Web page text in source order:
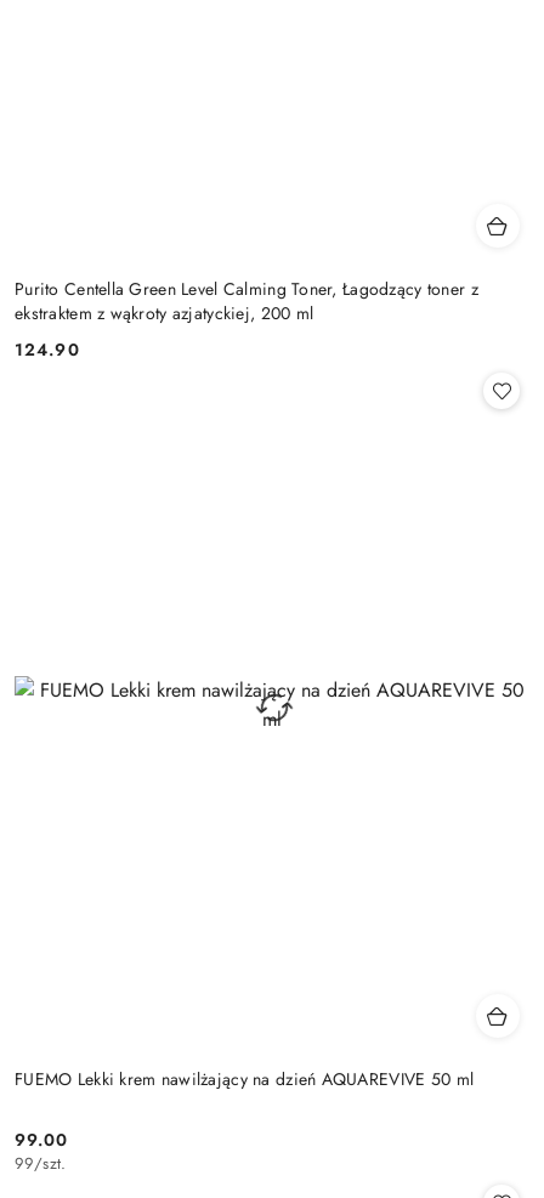
Purito Centella Green Level Calming Toner, Łagodzący toner z
ekstraktem z wąkroty azjatyckiej, 200 ml
Cena:
124.90
FUEMO Lekki krem nawilżający na dzień AQUAREVIVE 50 ml
Cena:
99.00
99/szt.